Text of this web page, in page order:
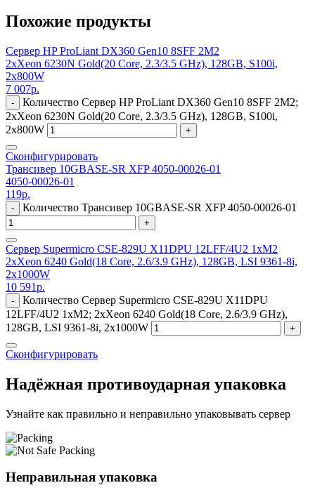
Похожие продукты
Сервер HP ProLiant DX360 Gen10 8SFF 2M2
2xXeon 6230N Gold(20 Core, 2.3/3.5 GHz), 128GB, S100i,
2x800W
7 007р.
-
Количество Сервер HP ProLiant DX360 Gen10 8SFF 2M2;
2xXeon 6230N Gold(20 Core, 2.3/3.5 GHz), 128GB, S100i,
2x800W
+
Сконфигурировать
Трансивер 10GBASE-SR XFP 4050-00026-01
4050-00026-01
119р.
- Количество Трансивер 10GBASE-SR XFP 4050-00026-01
+
Сервер Supermicro CSE-829U X11DPU 12LFF/4U2 1xM2
2xXeon 6240 Gold(18 Core, 2.6/3.9 GHz), 128GB, LSI 9361-8i,
2x1000W
10 591р.
-
Количество Сервер Supermicro CSE-829U X11DPU
12LFF/4U2 1xM2; 2xXeon 6240 Gold(18 Core, 2.6/3.9 GHz),
128GB, LSI 9361-8i, 2x1000W
+
Сконфигурировать
Надёжная противоударная упаковка
Узнайте как правильно и неправильно упаковывать сервер
Неправильная упаковка